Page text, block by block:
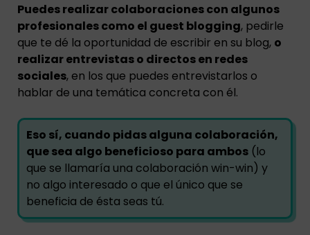
Puedes realizar colaboraciones con algunos
profesionales como el guest blogging, pedirle
que te dé la oportunidad de escribir en su blog, o
realizar entrevistas o directos en redes
sociales, en los que puedes entrevistarlos o
hablar de una temática concreta con él.
Eso sí, cuando pidas alguna colaboración,
que sea algo beneficioso para ambos (lo
que se llamaría una colaboración win-win) y
no algo interesado o que el único que se
beneficia de ésta seas tú.